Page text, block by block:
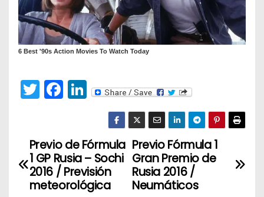
T
w
er
F
a
e
b
o
Li
e
dI
n
N
a
Previo Fórmula 1
Gran Premio de
Rusia 2016 /
Neumáticos
Previo de Fórmula
1 GP Rusia – Sochi
2016 / Previsión
meteorológica